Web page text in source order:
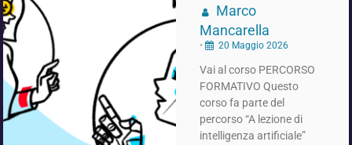
Marco
Mancarella
• 20 Maggio 2026
Vai al corso PERCORSO
FORMATIVO Questo
corso fa parte del
percorso “A lezione di
intelligenza artificiale”